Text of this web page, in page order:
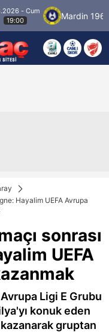
- Cum
Mardin 1969
Hayalim UEFA Avrupa
sonrası
UEFA
Ligi E Grubu
konuk eden
gruptan